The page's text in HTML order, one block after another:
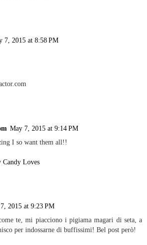
7, 2015 at 8:58 PM
May 7, 2015 at 9:14 PM
I so want them all!!
Candy Loves
2015 at 9:23 PM
te, mi piacciono i pigiama magari di seta, a
per indossarne di buffissimi! Bel post però!